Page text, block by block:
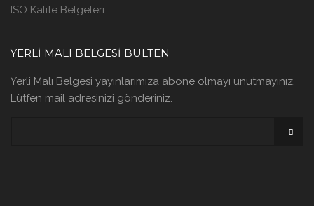
ISO Kalite Belgeleri
YERLİ MALI BELGESİ BÜLTEN
Yerli Malı Belgesi yayınlarımıza abone olmayı unutmayınız.
Lütfen mail adresinizi gönderiniz.